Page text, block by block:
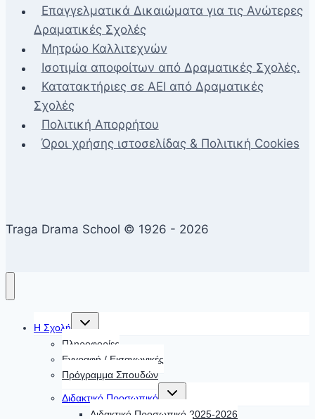
Επαγγελματικά Δικαιώματα για τις Ανώτερες
Δραματικές Σχολές
Μητρώο Καλλιτεχνών
Ισοτιμία αποφοίτων από Δραματικές Σχολές.
Κατατακτήριες σε ΑΕΙ από Δραματικές
Σχολές
Πολιτική Απορρήτου
Όροι χρήσης ιστοσελίδας & Πολιτική Cookies
Traga Drama School © 1926 - 2026
Η Σχολή
Toggle
child
Πληροφορίες
Εγγραφή / Εισαγωγικές
Πρόγραμμα Σπουδών
Διδακτικό Προσωπικό
Toggle
child
menu
Διδακτικό Προσωπικό 2025-2026